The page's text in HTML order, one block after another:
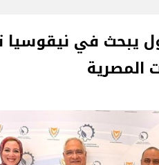
يبحث في نيقوسيا
المصرية